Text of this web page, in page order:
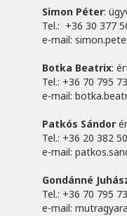
Simon Péter:
Tel.: +36 30 377
e-mail:
Botka Beatrix:
Tel.: +36 70 795
e-mail:
Patkós Sándor
Tel.: +36 20 382
e-mail:
Gondánné
Tel.: +36 70 795
e-mail: